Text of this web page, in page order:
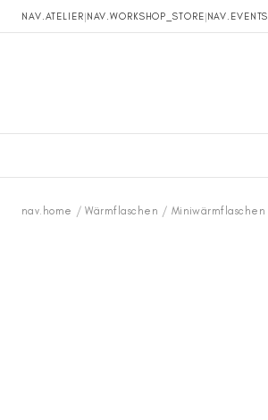
NAV.ATELIER|NAV.WORKSHOP_STORE|NAV.EVENTS
nav.home / Wärmflaschen / Miniwärmflaschen